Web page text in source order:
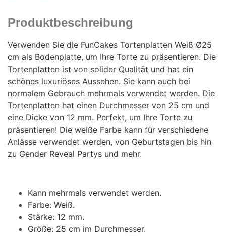
Produktbeschreibung
Verwenden Sie die FunCakes Tortenplatten Weiß Ø25
cm als Bodenplatte, um Ihre Torte zu präsentieren. Die
Tortenplatten ist von solider Qualität und hat ein
schönes luxuriöses Aussehen. Sie kann auch bei
normalem Gebrauch mehrmals verwendet werden. Die
Tortenplatten hat einen Durchmesser von 25 cm und
eine Dicke von 12 mm. Perfekt, um Ihre Torte zu
präsentieren! Die weiße Farbe kann für verschiedene
Anlässe verwendet werden, von Geburtstagen bis hin
zu Gender Reveal Partys und mehr.
Kann mehrmals verwendet werden.
Farbe: Weiß.
Stärke: 12 mm.
Größe: 25 cm im Durchmesser.